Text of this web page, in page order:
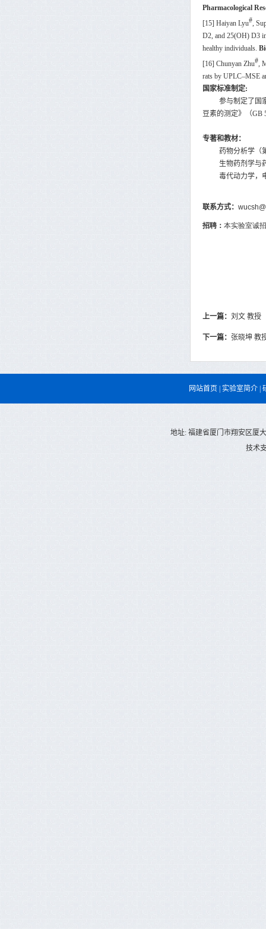
Pharmacological
[15] Haiyan Lyu#,
D2, and 25(OH) D3
healthy individuals.
[16] Chunyan Zhu#,
rats by UPLC–MSE
国家标准制定:
参与制定了国
豆素的测定》（GB
专著和教材：
药物分析学（
生物药剂学与
毒代动力学，
联系方式：
招聘： 本实验室诚
上一篇： 刘文 教授
下一篇： 张晓坤 教
网站首页 实验室简介
地址: 福建省厦门市翔安区厦
技术